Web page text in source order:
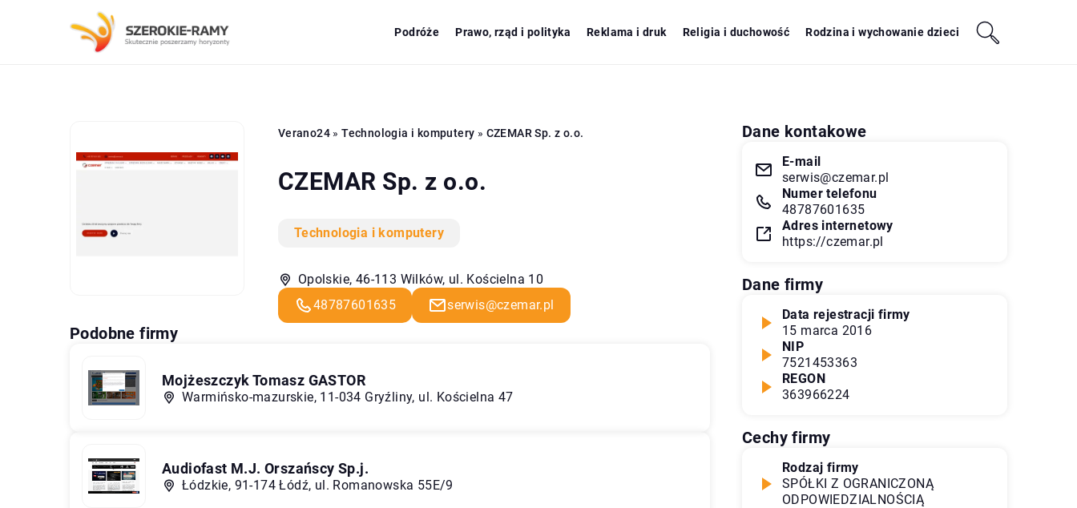
Podróże Prawo, rząd i polityka Reklama i druk Religia i duchowość Rodzina i wychowanie dzieci
Verano24»Technologia i komputery » CZEMAR Sp. z o.o.
CZEMAR Sp. z o.o.
Technologia i komputery
Opolskie, 46-113 Wilków, ul. Kościelna 10
48787601635
serwis@czemar.pl
Podobne firmy
Mojżeszczyk Tomasz GASTOR
Warmińsko-mazurskie, 11-034 Gryźliny, ul. Kościelna 47
Audiofast M.J. Orszańscy Sp.j.
Łódzkie, 91-174 Łódź, ul. Romanowska 55E/9
Dane kontakowe
E-mail
serwis@czemar.pl
Numer telefonu
48787601635
Adres internetowy
https://czemar.pl
Dane firmy
Data rejestracji firmy
15 marca 2016
NIP
7521453363
REGON
363966224
Cechy firmy
Rodzaj firmy
SPÓŁKI Z OGRANICZONĄ
ODPOWIEDZIALNOŚCIĄ